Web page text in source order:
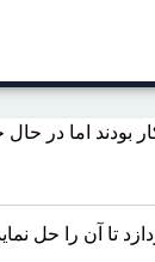
به کار بودند
تا آن را حل